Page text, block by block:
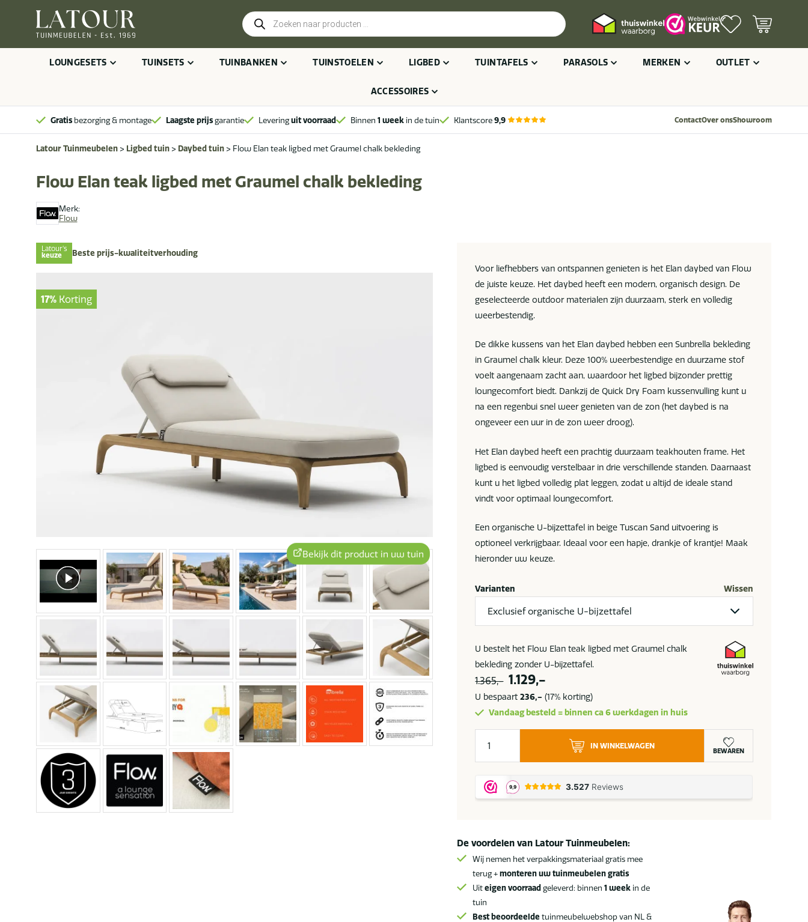
Producten
zoeken
LOUNGESETS TUINSETS TUINBANKEN TUINSTOELEN LIGBED TUINTAFELS PARASOLS MERKEN OUTLET
ACCESSOIRES
Gratis bezorging & montage Laagste prijsgarantie Leveringuit voorraad Binnen 1 week in de tuin Klantscore9,9 ContactOver onsShowroom
Latour Tuinmeubelen> Ligbed tuin> Daybed tuin> Flow Elan teak ligbed met Graumel chalk bekleding
Merk:
Flow
Flow Elan teak ligbed met Graumel chalk bekleding
Latour's
keuze Beste prijs-kwaliteitverhouding
17% Korting
Bekijk dit product in uw tuin
Voor liefhebbers van ontspannen genieten is het Elan daybed van Flow
de juiste keuze. Het daybed heeft een modern, organisch design. De
geselecteerde outdoor materialen zijn duurzaam, sterk en volledig
weerbestendig.
De dikke kussens van het Elan daybed hebben een Sunbrella bekleding
in Graumel chalk kleur. Deze 100% weerbestendige en duurzame stof
voelt aangenaam zacht aan, waardoor het ligbed bijzonder prettig
loungecomfort biedt. Dankzij de Quick Dry Foam kussenvulling kunt u
na een regenbui snel weer genieten van de zon (het daybed is na
ongeveer een uur in de zon weer droog).
Het Elan daybed heeft een prachtig duurzaam teakhouten frame. Het
ligbed is eenvoudig verstelbaar in drie verschillende standen. Daarnaast
kunt u het ligbed volledig plat leggen, zodat u altijd de ideale stand
vindt voor optimaal loungecomfort.
Een organische U-bijzettafel in beige Tuscan Sand uitvoering is
optioneel verkrijgbaar. Ideaal voor een hapje, drankje of krantje! Maak
hieronder uw keuze.
Varianten Wissen
U bestelt het Flow Elan teak ligbed met Graumel chalk
bekleding zonder U-bijzettafel.
1.365,- Oorspronkelijke
prijs
was:
1.129,-Huidige
prijs
is:
U bespaart236,- (17% korting)
Vandaag besteld = binnen ca 6 werkdagen in huis
Elan
ligbed
met
bekleding
aantal
IN WINKELWAGEN
BEWAREN
De voordelen van Latour Tuinmeubelen:
Wij nemen het verpakkingsmateriaal gratis mee
terug +monteren uw tuinmeubelen gratis
Uiteigen voorraad geleverd: binnen1 week in de
tuin
Best beoordeelde tuinmeubelwebshop van NL &